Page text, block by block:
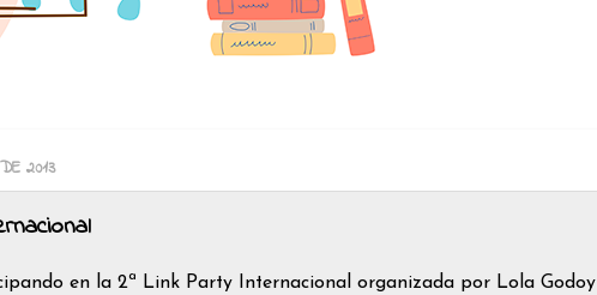
2013
en la 2ª Link Party Internacional organizada por Lola Godoy